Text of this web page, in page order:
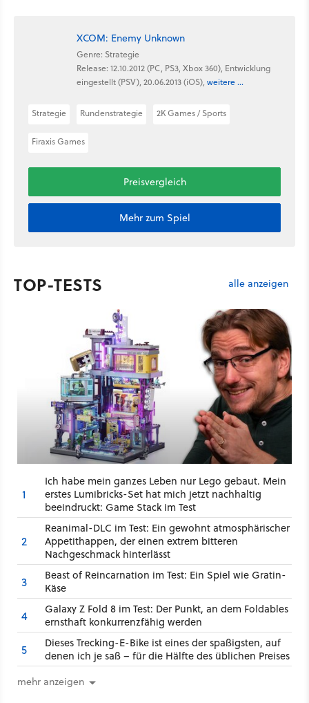
XCOM: Enemy Unknown
Genre: Strategie
Release: 12.10.2012 (PC, PS3, Xbox 360), Entwicklung
eingestellt (PSV), 20.06.2013 (iOS), weitere ...
Strategie Rundenstrategie 2K Games / Sports
Firaxis Games
Preisvergleich
Mehr zum Spiel
TOP-TESTS alle anzeigen
1
Ich habe mein ganzes Leben nur Lego gebaut. Mein
erstes Lumibricks-Set hat mich jetzt nachhaltig
beeindruckt: Game Stack im Test
2
Reanimal-DLC im Test: Ein gewohnt atmosphärischer
Appetithappen, der einen extrem bitteren
Nachgeschmack hinterlässt
3
Beast of Reincarnation im Test: Ein Spiel wie Gratin-
Käse
4
Galaxy Z Fold 8 im Test: Der Punkt, an dem Foldables
ernsthaft konkurrenzfähig werden
5
Dieses Trecking-E-Bike ist eines der spaßigsten, auf
denen ich je saß – für die Hälfte des üblichen Preises
mehr anzeigen